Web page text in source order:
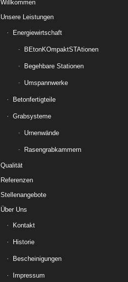
Willkommen
Unsere Leistungen
Energiewirtschaft
BEtonKOmpaktSTAtionen
Begehbare Stationen
Umspannwerke
Betonfertigteile
Grabsysteme
Urnenwände
Rasengrabkammern
Qualität
Referenzen
Stellenangebote
Über Uns
Kontakt
Historie
Bescheinigungen
Impressum